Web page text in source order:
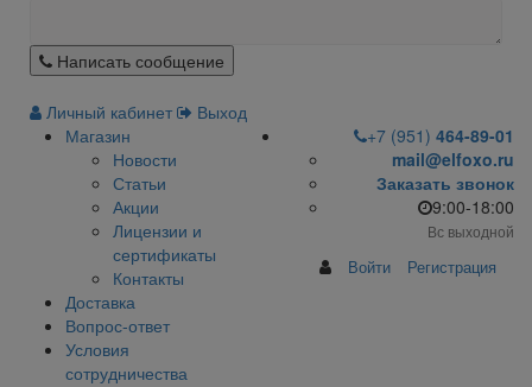
Написать сообщение
Личный кабинет
Выход
Магазин
Новости
Статьи
Акции
Лицензии и
сертификаты
Контакты
Доставка
Вопрос-ответ
Условия
сотрудничества
+7 (951) 464-89-01
mail@elfoxo.ru
Заказать звонок
9:00-18:00
Вс выходной
Войти Регистрация